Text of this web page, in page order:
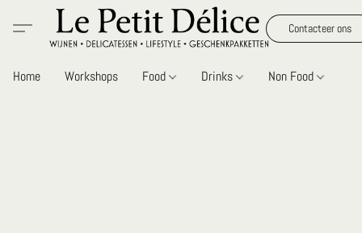
Contacteer ons
Home Workshops Food Drinks Non Food